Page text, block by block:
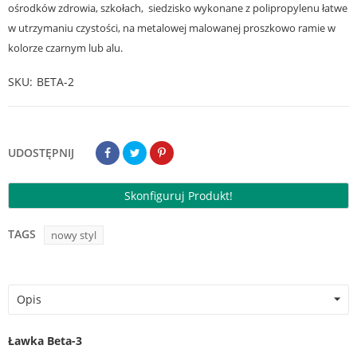
ośrodków zdrowia, szkołach, siedzisko wykonane z polipropylenu łatwe
w utrzymaniu czystości, na metalowej malowanej proszkowo ramie w
kolorze czarnym lub alu.
SKU BETA-2
UDOSTĘPNIJ
Skonfiguruj Produkt!
TAGS nowy styl
Opis
Ławka Beta-3